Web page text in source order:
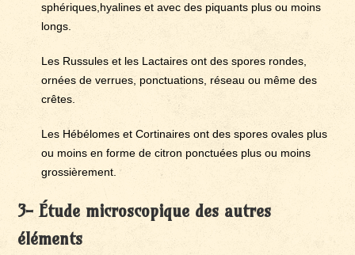
sphériques,hyalines et avec des piquants plus ou moins
longs.
Les Russules et les Lactaires ont des spores rondes,
ornées de verrues, ponctuations, réseau ou même des
crêtes.
Les Hébélomes et Cortinaires ont des spores ovales plus
ou moins en forme de citron ponctuées plus ou moins
grossièrement.
3- Étude microscopique des autres
éléments